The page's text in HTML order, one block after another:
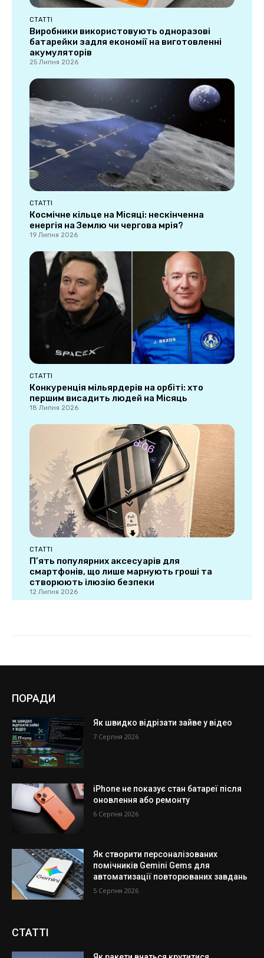
ПОРАДИ
Як швидко відрізати зайве у відео
7 Серпня 2026
iPhone не показує стан батареї після
оновлення або ремонту
6 Серпня 2026
Як створити персоналізованих
помічників Gemini Gems для
автоматизації повторюваних завдань
5 Серпня 2026
СТАТТІ